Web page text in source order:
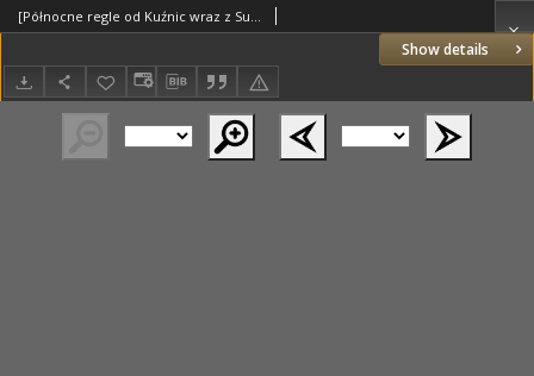
Show details
[Północne regle od Kuźnic wraz z Suchym Borem po Dolinę Kościeliską oraz Dolina Cicha. Zaznaczono tylko tereny gospodarczo użyteczne.]